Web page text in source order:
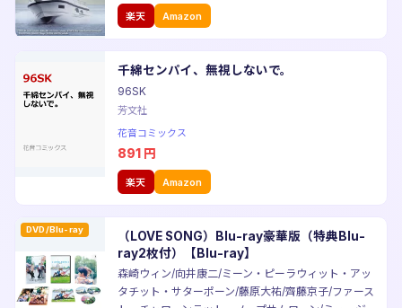
楽天 Amazon
千綿センパイ、無視しないで。
96SK
芳文社
花音コミックス
891 円
楽天 Amazon
DVD/Blu-ray
（LOVE SONG）Blu-ray豪華版（特典Blu-
ray2枚付）【Blu-ray】
森崎ウィン/向井康二/ミーン・ピーラウィット・アッ
タチット・サターポーン/藤原大祐/齊藤京子/ファース